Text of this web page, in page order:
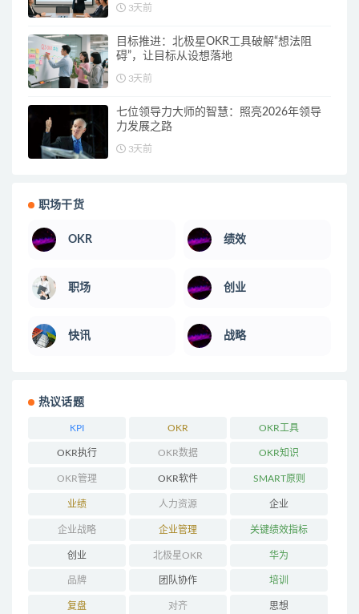
3天前
目标推进：北极星OKR工具破解“想法阻
碍”，让目标从设想落地
3天前
七位领导力大师的智慧：照亮2026年领导
力发展之路
3天前
职场干货
OKR 绩效
职场 创业
快讯 战略
热议话题
KPI OKR OKR工具
OKR执行 OKR数据 OKR知识
OKR管理 OKR软件 SMART原则
业绩 人力资源 企业
企业战略 企业管理 关键绩效指标
创业 北极星OKR 华为
品牌 团队协作 培训
复盘 对齐 思想